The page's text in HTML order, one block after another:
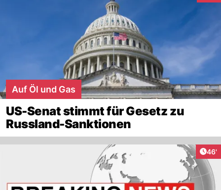
Auf Öl und Gas
US-Senat stimmt für Gesetz zu
Russland-Sanktionen
46'